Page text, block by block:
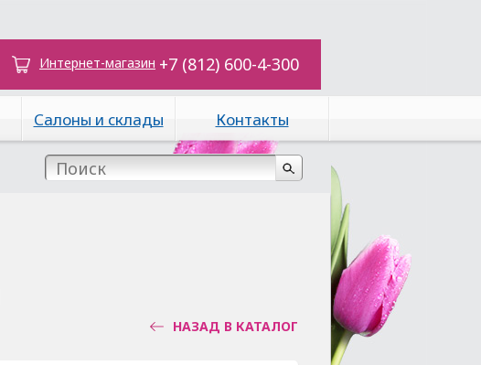
Интернет-магазин +7 (812) 600-4-300
Салоны и склады Контакты
НАЗАД В КАТАЛОГ